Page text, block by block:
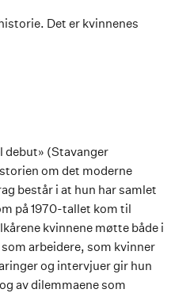
Det er kvinnenes
debut» (Stavanger
om det moderne
består i at hun har samlet
på 1970-tallet kom til
kvinnene møtte både i
arbeidere, som kvinner
og intervjuer gir hun
av dilemmaene som